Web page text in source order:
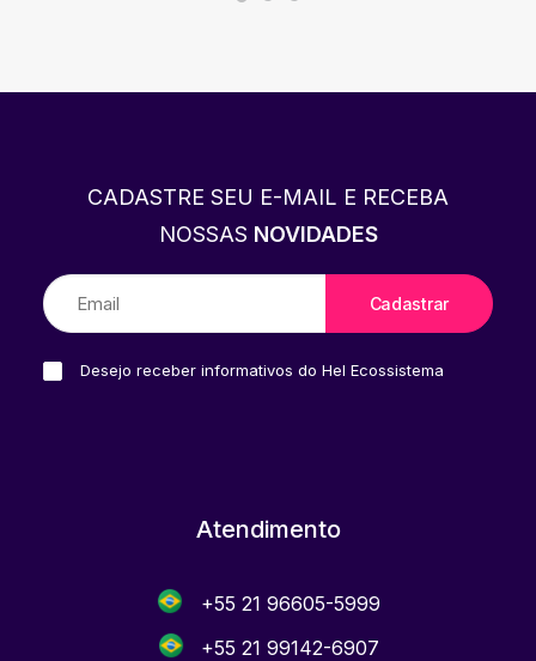
CADASTRE SEU E-MAIL E RECEBA
NOSSAS NOVIDADES
Desejo receber informativos do Hel Ecossistema
Atendimento
+55 21 96605-5999
+55 21 99142-6907